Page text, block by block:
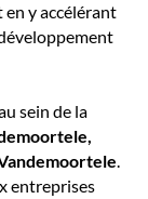
y accélérant
sein de la
.
entreprises